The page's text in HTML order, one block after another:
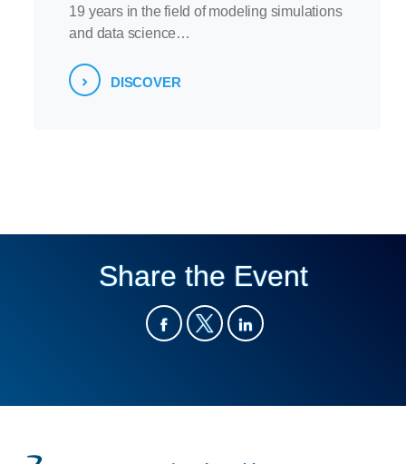
19 years in the field of modeling simulations
and data science…
DISCOVER
Share the Event